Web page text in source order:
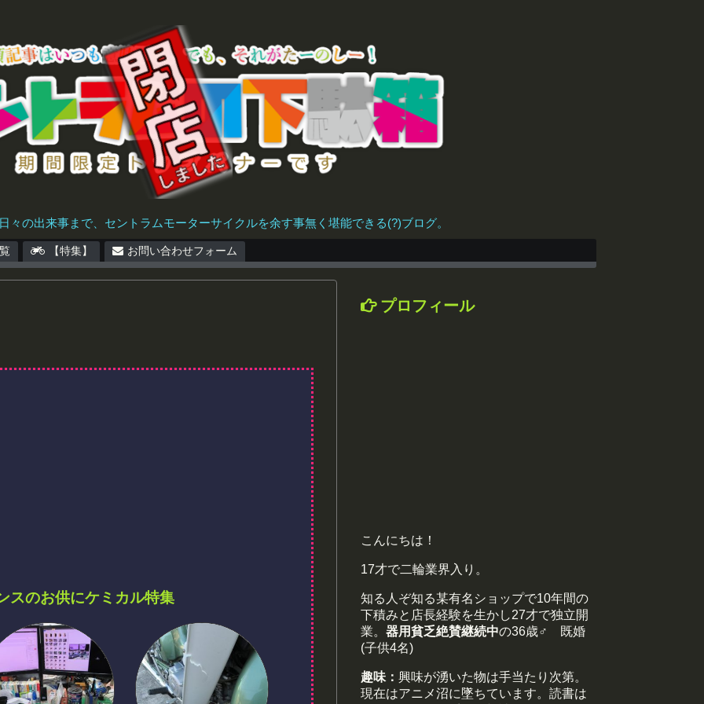
々の出来事まで、セントラムモーターサイクルを余す事無く堪能できる(?)ブログ。
【特集】 お問い合わせフォーム
スのお供にケミカル特集
プロフィール
こんにちは！
17才で二輪業界入り。
知る人ぞ知る某有名ショップで10年間の
下積みと店長経験を生かし27才で独立開
業。 器用貧乏絶賛継続中の36歳♂ 既婚
(子供4名)
趣味： 興味が湧いた物は手当たり次第。
現在はアニメ沼に墜ちています。読書は